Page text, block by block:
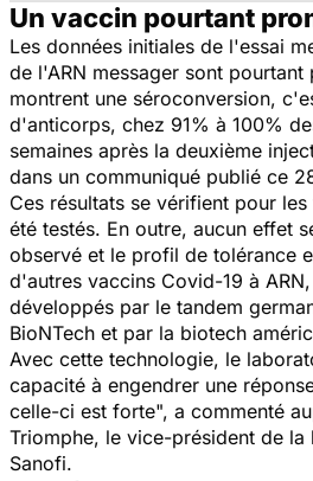
Un vaccin pourtant
Les données initiales de l'essai
de l'ARN messager sont pourtant
montrent une séroconversion,
d'anticorps, chez 91% à 100%
semaines après la deuxième
dans un communiqué publié ce
Ces résultats se vérifient pour
été testés. En outre, aucun effet
observé et le profil de tolérance
d'autres vaccins Covid-19 à
développés par le tandem
BioNTech et par la biotech
Avec cette technologie, le
capacité à engendrer une
celle-ci est forte", a commenté
Triomphe, le vice-président de la
Sanofi.